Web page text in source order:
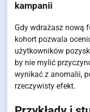
kampanii
Gdy wdrażasz nową
kohort pozwala
użytkowników
by nie mylić
wynikać z anomalii,
rzeczywisty efekt.